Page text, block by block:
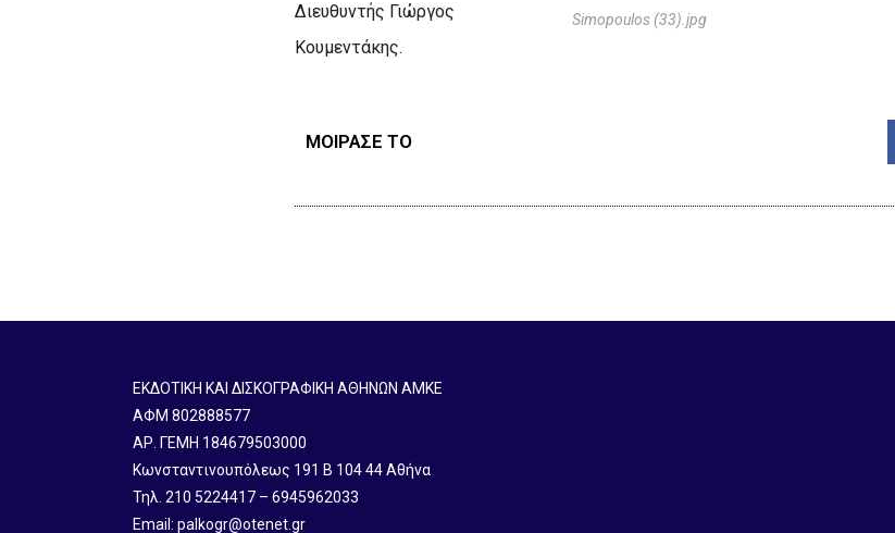
Simopoulos (33).jpg
Διευθυντής Γιώργος
Κουμεντάκης.
ΜΟΙΡΑΣΕ ΤΟ
ΕΚΔΟΤΙΚΗ ΚΑΙ ΔΙΣΚΟΓΡΑΦΙΚΗ ΑΘΗΝΩΝ ΑΜΚΕ
ΑΦΜ 802888577
ΑΡ. ΓΕΜΗ 184679503000
Κωνσταντινουπόλεως 191 B 104 44 Αθήνα
Τηλ. 210 5224417 – 6945962033
Email: palkogr@otenet.gr